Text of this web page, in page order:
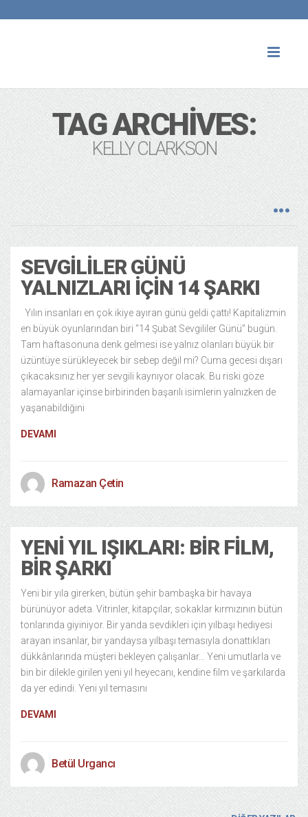
TAG ARCHIVES:
KELLY CLARKSON
SEVGILILER GÜNÜ
YALNIZLARI İÇIN 14 ŞARKI
Yılın insanları en çok ikiye ayıran günü geldi çattı! Kapitalizmin
en büyük oyunlarından biri “14 Şubat Sevgililer Günü” bugün.
Tam haftasonuna denk gelmesi ise yalnız olanları büyük bir
üzüntüye sürükleyecek bir sebep değil mi? Cuma gecesi dışarı
çıkacaksınız her yer sevgili kaynıyor olacak. Bu riski göze
alamayanlar içinse birbirinden başarılı isimlerin yalnızken de
yaşanabildiğini
DEVAMI
Ramazan Çetin
YENI YIL IŞIKLARI: BIR FILM,
BIR ŞARKI
Yeni bir yıla girerken, bütün şehir bambaşka bir havaya
bürünüyor adeta. Vitrinler, kitapçılar, sokaklar kırmızının bütün
tonlarında giyiniyor. Bir yanda sevdikleri için yılbaşı hediyesi
arayan insanlar, bir yandaysa yılbaşı temasıyla donattıkları
dükkânlarında müşteri bekleyen çalışanlar… Yeni umutlarla ve
bin bir dilekle girilen yeni yıl heyecanı, kendine film ve şarkılarda
da yer edindi. Yeni yıl temasını
DEVAMI
Betül Urgancı